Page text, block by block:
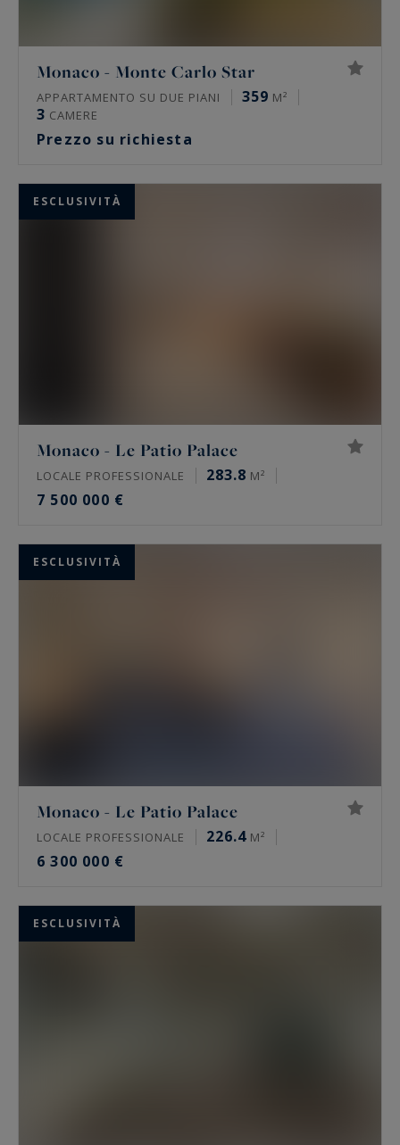
Monaco - Monte Carlo Star
APPARTAMENTO SU DUE PIANI 359 M²
3 CAMERE
Prezzo su richiesta
ESCLUSIVITÀ
Monaco - Le Patio Palace
LOCALE PROFESSIONALE 283.8 M²
7 500 000 €
ESCLUSIVITÀ
Monaco - Le Patio Palace
LOCALE PROFESSIONALE 226.4 M²
6 300 000 €
ESCLUSIVITÀ